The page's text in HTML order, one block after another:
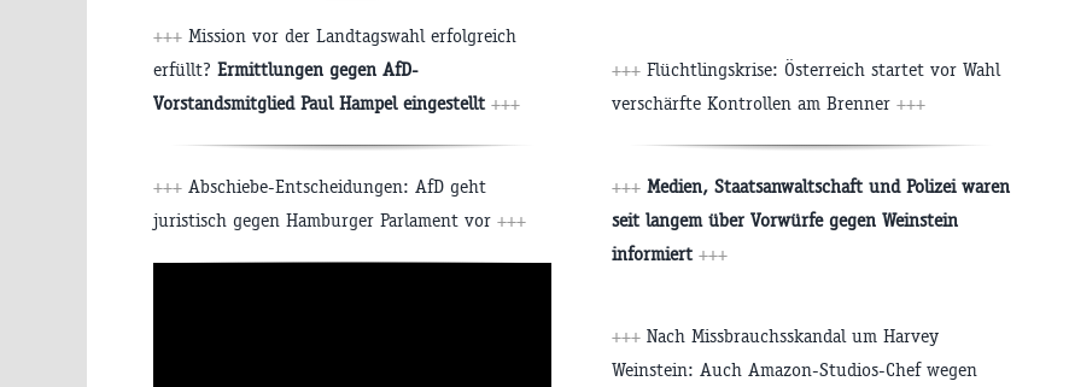
+++ Mission vor der Landtagswahl erfolgreich
erfüllt? Ermittlungen gegen AfD-
Vorstandsmitglied Paul Hampel eingestellt +++
+++ Abschiebe-Entscheidungen: AfD geht
juristisch gegen Hamburger Parlament vor +++
+++ Flüchtlingskrise: Österreich startet vor Wahl
verschärfte Kontrollen am Brenner +++
+++ Medien, Staatsanwaltschaft und Polizei waren
seit langem über Vorwürfe gegen Weinstein
informiert +++
+++ Nach Missbrauchsskandal um Harvey
Weinstein: Auch Amazon-Studios-Chef wegen